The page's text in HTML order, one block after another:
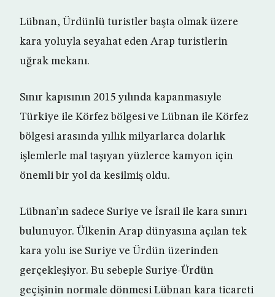
Lübnan, Ürdünlü turistler başta olmak üzere
kara yoluyla seyahat eden Arap turistlerin
uğrak mekanı.
Sınır kapısının 2015 yılında kapanmasıyle
Türkiye ile Körfez bölgesi ve Lübnan ile Körfez
bölgesi arasında yıllık milyarlarca dolarlık
işlemlerle mal taşıyan yüzlerce kamyon için
önemli bir yol da kesilmiş oldu.
Lübnan’ın sadece Suriye ve İsrail ile kara sınırı
bulunuyor. Ülkenin Arap dünyasına açılan tek
kara yolu ise Suriye ve Ürdün üzerinden
gerçekleşiyor. Bu sebeple Suriye-Ürdün
geçişinin normale dönmesi Lübnan kara ticareti